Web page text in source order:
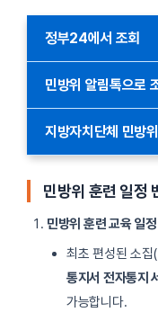
정부24에서 조회
공인인증서, 간편 인증(
로그인 후 상단의 검색
이동합니다. 지역과 대
일정과 장소가 표시됩
훈련 종류(기본 훈
민방위 알림톡으로
정보를 받게 됩니다. 알
정보가 포함되며, 제공
일정을 확인할 수 있습니
지방자치단체 민방
확인할 수 있습니다. 전
민방위 훈련 일정
민방위 훈련 교육 일
최초 편성된 소집
통지서 전자통지
가능합니다.